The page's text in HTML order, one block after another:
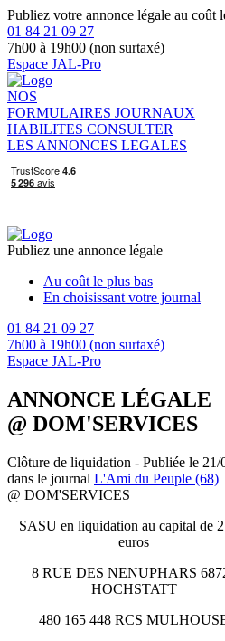
Publiez votre annonce légale au coût
01 84 21 09 27
7h00 à 19h00 (non surtaxé)
Espace JAL-Pro
NOS
FORMULAIRES JOURNAUX
HABILITES CONSULTER
LES ANNONCES LEGALES
Publiez une annonce légale
Au coût le plus bas
En choisissant votre journal
01 84 21 09 27
7h00 à 19h00 (non surtaxé)
Espace JAL-Pro
ANNONCE LÉGALE
@ DOM'SERVICES
Clôture de liquidation - Publiée le 21/
dans le journal L'Ami du Peuple (68)
@ DOM'SERVICES
SASU en liquidation au capital de
euros
8 RUE DES NENUPHARS
HOCHSTATT
480 165 448 RCS